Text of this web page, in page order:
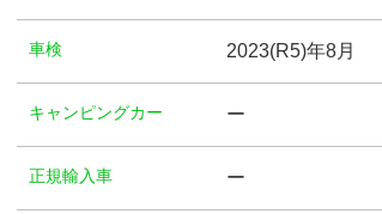
⾞検 2023(R5)年8月
キャンピングカー ー
正規輸入車 ー